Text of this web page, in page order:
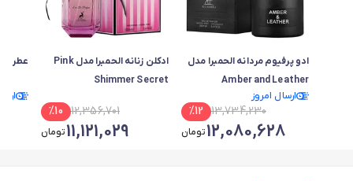
ادو پرفیوم مردانه الحمبرا مدل
Amber and Leather
ارسال امروز
13,734,230
%12
12,080,628تومان
ادکلن زنانه الحمبرا مدل Pink
Shimmer Secret
12,356,701
%10
11,121,029تومان
عطر